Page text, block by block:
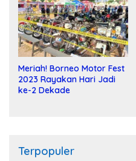
Meriah! Borneo Motor Fest
2023 Rayakan Hari Jadi
ke-2 Dekade
Terpopuler